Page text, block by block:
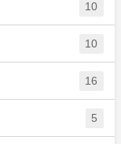
10
10
16
5